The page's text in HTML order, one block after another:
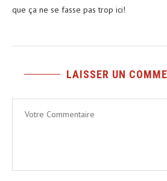
que ça ne se fasse pas trop ici!
LAISSER UN